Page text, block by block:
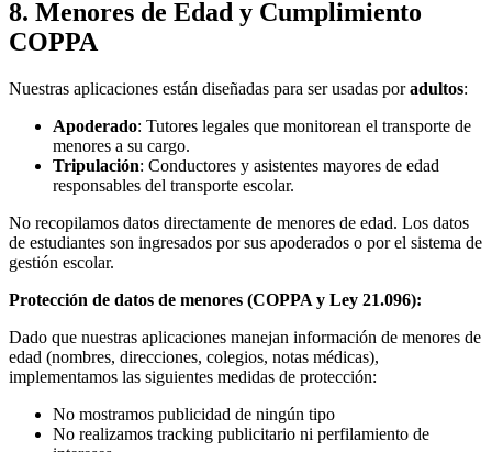
8. Menores de Edad y Cumplimiento
COPPA
Nuestras aplicaciones están diseñadas para ser usadas poradultos:
Apoderado: Tutores legales que monitorean el transporte de
menores a su cargo.
Tripulación: Conductores y asistentes mayores de edad
responsables del transporte escolar.
No recopilamos datos directamente de menores de edad. Los datos
de estudiantes son ingresados por sus apoderados o por el sistema de
gestión escolar.
Protección de datos de menores (COPPA y Ley 21.096):
Dado que nuestras aplicaciones manejan información de menores de
edad (nombres, direcciones, colegios, notas médicas),
implementamos las siguientes medidas de protección:
No mostramos publicidad de ningún tipo
No realizamos tracking publicitario ni perfilamiento de